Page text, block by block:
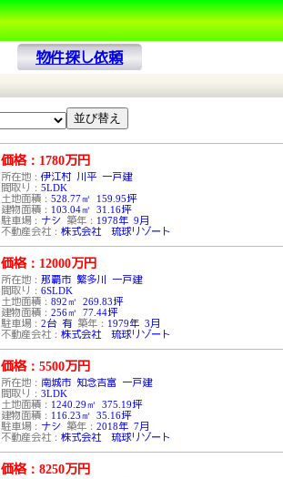
物件探し依頼
価格：1780万円
所在地：伊江村 川平 一戸建
間取り：5LDK
土地面積：528.77㎡ 159.95坪
建物面積： 103.04㎡ 31.16坪
駐車場： ナシ 築年： 1978年 9月
不動産会社：株式会社 琉球リゾート
価格：12000万円
所在地：那覇市 繁多川 一戸建
間取り：6SLDK
土地面積：892㎡ 269.83坪
建物面積：256㎡ 77.44坪
駐車場：2台 有 築年： 1979年 3月
不動産会社：株式会社 琉球リゾート
価格：5500万円
所在地： 南城市 知念吉富 一戸建
間取り：3LDK
土地面積： 1240.29㎡ 375.19坪
建物面積： 116.23㎡ 35.16坪
駐車場： ナシ 築年：2018年 7月
不動産会社：株式会社 琉球リゾート
価格：8250万円